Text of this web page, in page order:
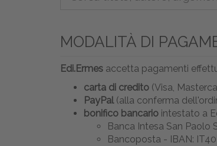
MODALITÀ DI
Edi.Ermes accetta pagamenti
carta di credito (Visa,
PayPal(alla conferma
bonifico bancario intestato a
Banca Intesa San Paolo
Bancoposta - IBAN: